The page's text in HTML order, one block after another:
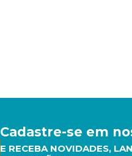
Cadastre-se em
E RECEBA NOVIDADES,